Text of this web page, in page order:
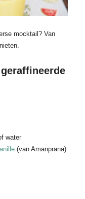
mocktail? Van
water
(van Amanprana)